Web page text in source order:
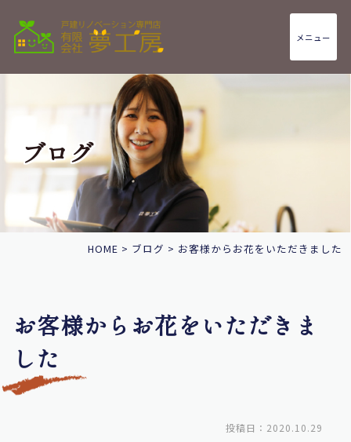
メニュー
ブログ
HOME > ブログ > お客様からお花をいただきました
お客様からお花をいただきま
した
投稿日：2020.10.29